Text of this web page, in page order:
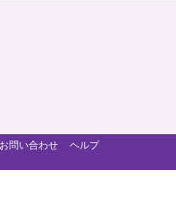
お問い合わせ
ヘルプ